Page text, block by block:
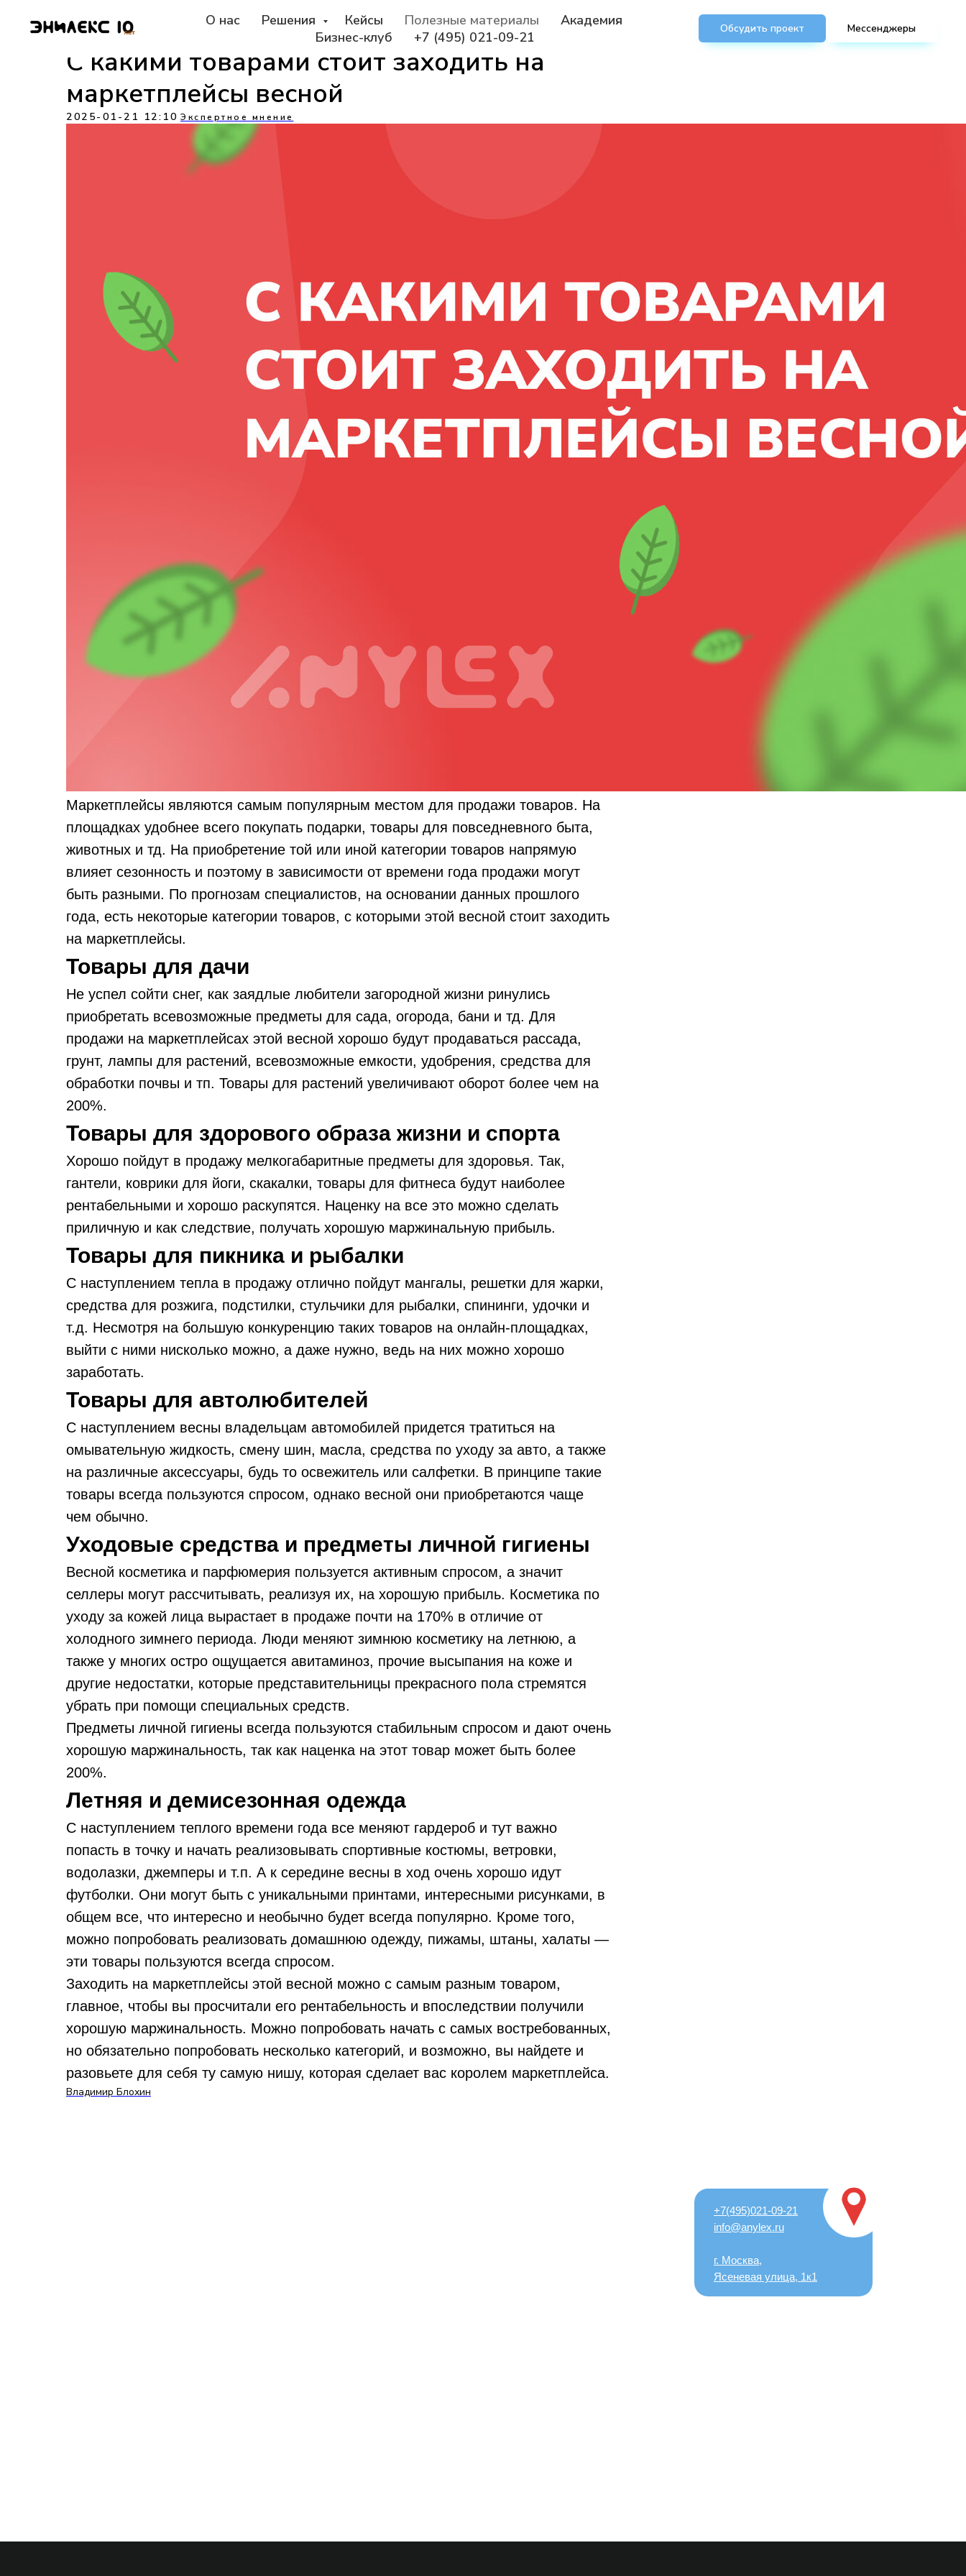
О нас Решения Кейсы Полезные материалы
Академия
Бизнес-клуб
+7 (495) 021-09-21
Обсудить проект Мессенджеры
С какими товарами стоит заходить на
маркетплейсы весной
2025-01-21 12:10 Экспертное мнение
Маркетплейсы являются самым популярным местом для продажи товаров. На
площадках удобнее всего покупать подарки, товары для повседневного быта,
животных и тд. На приобретение той или иной категории товаров напрямую
влияет сезонность и поэтому в зависимости от времени года продажи могут
быть разными. По прогнозам специалистов, на основании данных прошлого
года, есть некоторые категории товаров, с которыми этой весной стоит заходить
на маркетплейсы.
Товары для дачи
Не успел сойти снег, как заядлые любители загородной жизни ринулись
приобретать всевозможные предметы для сада, огорода, бани и тд. Для
продажи на маркетплейсах этой весной хорошо будут продаваться рассада,
грунт, лампы для растений, всевозможные емкости, удобрения, средства для
обработки почвы и тп. Товары для растений увеличивают оборот более чем на
200%.
Товары для здорового образа жизни и спорта
Хорошо пойдут в продажу мелкогабаритные предметы для здоровья. Так,
гантели, коврики для йоги, скакалки, товары для фитнеса будут наиболее
рентабельными и хорошо раскупятся. Наценку на все это можно сделать
приличную и как следствие, получать хорошую маржинальную прибыль.
Товары для пикника и рыбалки
С наступлением тепла в продажу отлично пойдут мангалы, решетки для жарки,
средства для розжига, подстилки, стульчики для рыбалки, спининги, удочки и
т.д. Несмотря на большую конкуренцию таких товаров на онлайн-площадках,
выйти с ними нисколько можно, а даже нужно, ведь на них можно хорошо
заработать.
Товары для автолюбителей
С наступлением весны владельцам автомобилей придется тратиться на
омывательную жидкость, смену шин, масла, средства по уходу за авто, а также
на различные аксессуары, будь то освежитель или салфетки. В принципе такие
товары всегда пользуются спросом, однако весной они приобретаются чаще
чем обычно.
Уходовые средства и предметы личной гигиены
Весной косметика и парфюмерия пользуется активным спросом, а значит
селлеры могут рассчитывать, реализуя их, на хорошую прибыль. Косметика по
уходу за кожей лица вырастает в продаже почти на 170% в отличие от
холодного зимнего периода. Люди меняют зимнюю косметику на летнюю, а
также у многих остро ощущается авитаминоз, прочие высыпания на коже и
другие недостатки, которые представительницы прекрасного пола стремятся
убрать при помощи специальных средств.
Предметы личной гигиены всегда пользуются стабильным спросом и дают очень
хорошую маржинальность, так как наценка на этот товар может быть более
200%.
Летняя и демисезонная одежда
С наступлением теплого времени года все меняют гардероб и тут важно
попасть в точку и начать реализовывать спортивные костюмы, ветровки,
водолазки, джемперы и т.п. А к середине весны в ход очень хорошо идут
футболки. Они могут быть с уникальными принтами, интересными рисунками, в
общем все, что интересно и необычно будет всегда популярно. Кроме того,
можно попробовать реализовать домашнюю одежду, пижамы, штаны, халаты —
эти товары пользуются всегда спросом.
Заходить на маркетплейсы этой весной можно с самым разным товаром,
главное, чтобы вы просчитали его рентабельность и впоследствии получили
хорошую маржинальность. Можно попробовать начать с самых востребованных,
но обязательно попробовать несколько категорий, и возможно, вы найдете и
разовьете для себя ту самую нишу, которая сделает вас королем маркетплейса.
Владимир Блохин
+7(495)021-09-21
info@anylex.ru
г. Москва,
Ясеневая улица, 1к1